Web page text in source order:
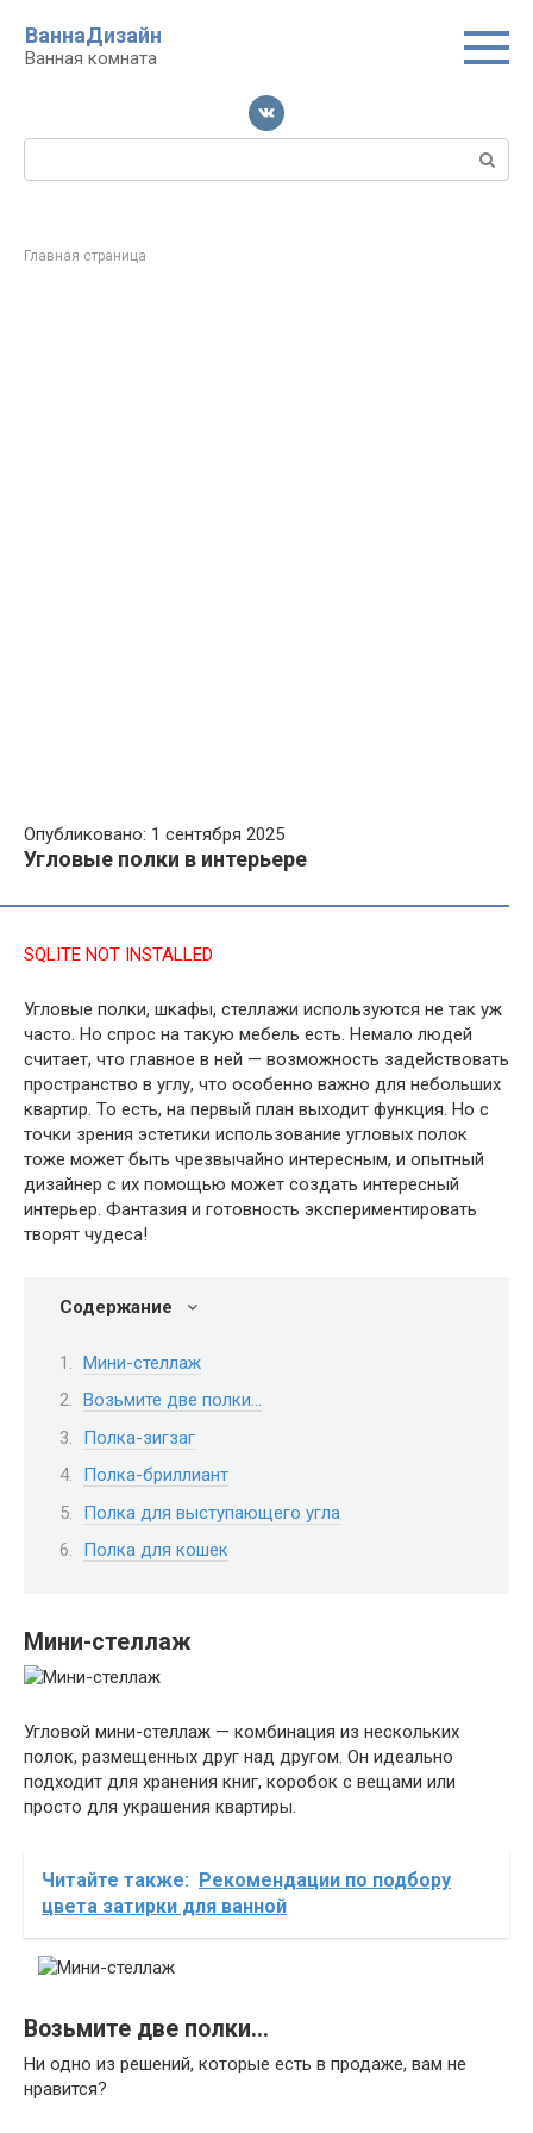
контенту
ВаннаДизайн
Ванная комната
Поиск:
Главная страница
Опубликовано: 1 сентября 2025
Угловые полки в интерьере
SQLITE NOT INSTALLED
Угловые полки, шкафы, стеллажи используются не так уж
часто. Но спрос на такую мебель есть. Немало людей
считает, что главное в ней — возможность задействовать
пространство в углу, что особенно важно для небольших
квартир. То есть, на первый план выходит функция. Но с
точки зрения эстетики использование угловых полок
тоже может быть чрезвычайно интересным, и опытный
дизайнер с их помощью может создать интересный
интерьер. Фантазия и готовность экспериментировать
творят чудеса!
Содержание
Мини-стеллаж
Возьмите две полки…
Полка-зигзаг
Полка-бриллиант
Полка для выступающего угла
Полка для кошек
Мини-стеллаж
Угловой мини-стеллаж — комбинация из нескольких
полок, размещенных друг над другом. Он идеально
подходит для хранения книг, коробок с вещами или
просто для украшения квартиры.
Читайте также:
Рекомендации по подбору
цвета затирки для ванной
Возьмите две полки…
Ни одно из решений, которые есть в продаже, вам не
нравится?